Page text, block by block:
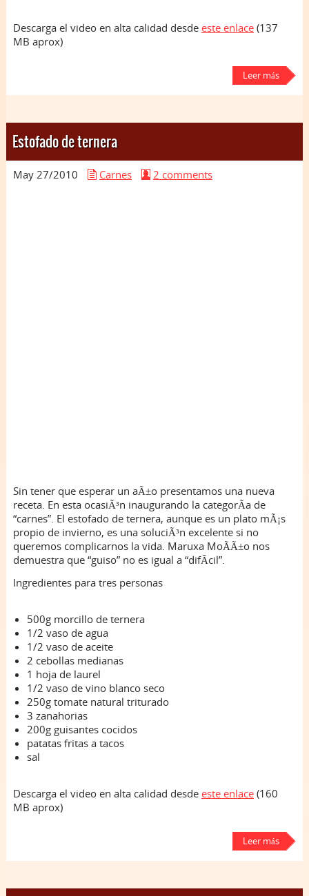
Descarga el video en alta calidad desde este enlace(137
MB aprox)
Leer más
Estofado de ternera
May 27/2010 Carnes 2 comments
Sin tener que esperar un aÃ±o presentamos una nueva
receta. En esta ocasiÃ³n inaugurando la categorÃ­a de
“carnes”. El estofado de ternera, aunque es un plato mÃ¡s
propio de invierno, es una soluciÃ³n excelente si no
queremos complicarnos la vida. Maruxa MoÃ­Ã±o nos
demuestra que “guiso” no es igual a “difÃ­cil”.
Ingredientes para tres personas
500g morcillo de ternera
1/2 vaso de agua
1/2 vaso de aceite
2 cebollas medianas
1 hoja de laurel
1/2 vaso de vino blanco seco
250g tomate natural triturado
3 zanahorias
200g guisantes cocidos
patatas fritas a tacos
sal
Descarga el video en alta calidad desde este enlace(160
MB aprox)
Leer más